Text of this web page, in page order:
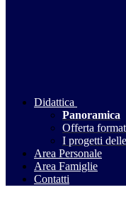
Didattica
Panoramica
Offerta
I progetti
Area Personale
Area Famiglie
Contatti